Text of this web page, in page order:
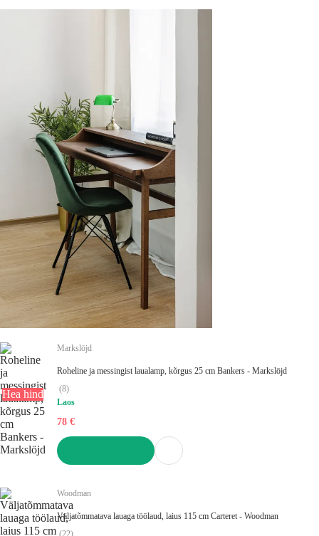
Hea hind
Markslöjd
Roheline ja messingist laualamp, kõrgus 25 cm Bankers - Markslöjd
(8)
Laos
78 €
Woodman
Väljatõmmatava lauaga töölaud, laius 115 cm Carteret - Woodman